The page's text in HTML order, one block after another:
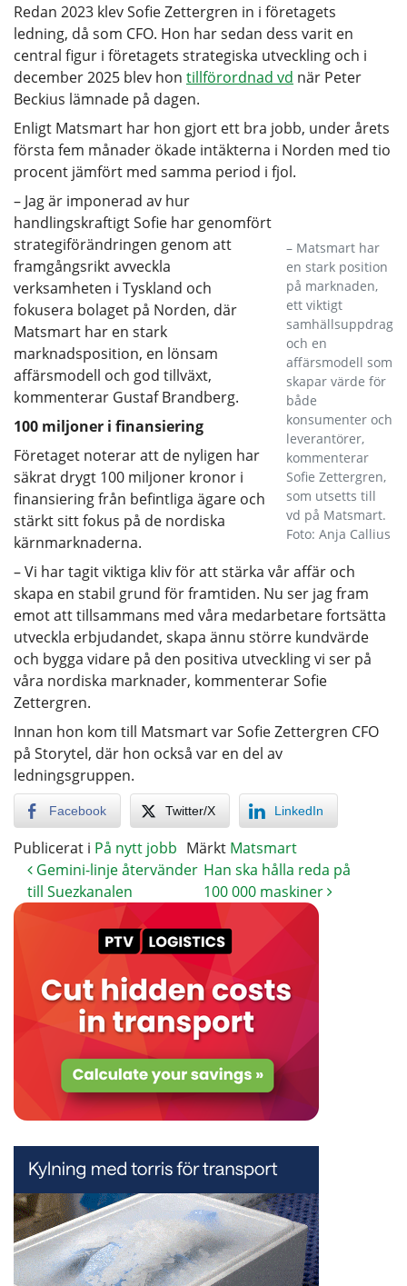
Redan 2023 klev Sofie Zettergren in i företagets
ledning, då som CFO. Hon har sedan dess varit en
central figur i företagets strategiska utveckling och i
december 2025 blev hon tillförordnad vd när Peter
Beckius lämnade på dagen.
Enligt Matsmart har hon gjort ett bra jobb, under årets
första fem månader ökade intäkterna i Norden med tio
procent jämfört med samma period i fjol.
– Matsmart har
en stark position
på marknaden,
ett viktigt
samhällsuppdrag
och en
affärsmodell som
skapar värde för
både
konsumenter och
leverantörer,
kommenterar
Sofie Zettergren,
som utsetts till
vd på Matsmart.
Foto: Anja Callius
– Jag är imponerad av hur
handlingskraftigt Sofie har genomfört
strategiförändringen genom att
framgångsrikt avveckla
verksamheten i Tyskland och
fokusera bolaget på Norden, där
Matsmart har en stark
marknadsposition, en lönsam
affärsmodell och god tillväxt,
kommenterar Gustaf Brandberg.
100 miljoner i finansiering
Företaget noterar att de nyligen har
säkrat drygt 100 miljoner kronor i
finansiering från befintliga ägare och
stärkt sitt fokus på de nordiska
kärnmarknaderna.
– Vi har tagit viktiga kliv för att stärka vår affär och
skapa en stabil grund för framtiden. Nu ser jag fram
emot att tillsammans med våra medarbetare fortsätta
utveckla erbjudandet, skapa ännu större kundvärde
och bygga vidare på den positiva utveckling vi ser på
våra nordiska marknader, kommenterar Sofie
Zettergren.
Innan hon kom till Matsmart var Sofie Zettergren CFO
på Storytel, där hon också var en del av
ledningsgruppen.
Facebook Twitter/X LinkedIn
Publicerat i På nytt jobb Märkt Matsmart
Gemini-linje återvänder
till Suezkanalen
Han ska hålla reda på
100 000 maskiner